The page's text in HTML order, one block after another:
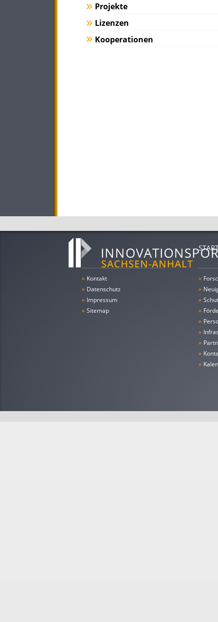
Projekte
Lizenzen
Kooperationen
» Kontakt
» Datenschutz
» Impressum
» Sitemap
»
»
»
»
»
»
»
»
»